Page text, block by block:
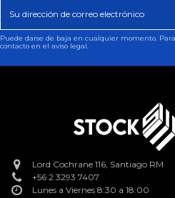
Puede darse de baja en cualquier momento.
contacto en el aviso legal.
Lord Cochrane 116, Santiago RM
+56 2 3293 7407
Lunes a Viernes 8:30 a 18:00